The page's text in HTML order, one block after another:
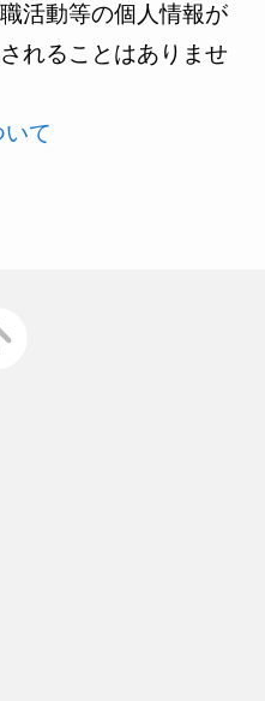
活動等の個人情報が
れることはありませ
て